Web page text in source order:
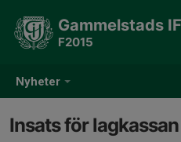
Nyheter
Gammelstads IF
F2015
Insats för lagkassan